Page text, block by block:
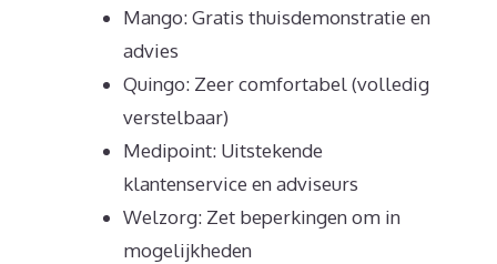
Mango: Gratis thuisdemonstratie en
advies
Quingo: Zeer comfortabel (volledig
verstelbaar)
Medipoint: Uitstekende
klantenservice en adviseurs
Welzorg: Zet beperkingen om in
mogelijkheden